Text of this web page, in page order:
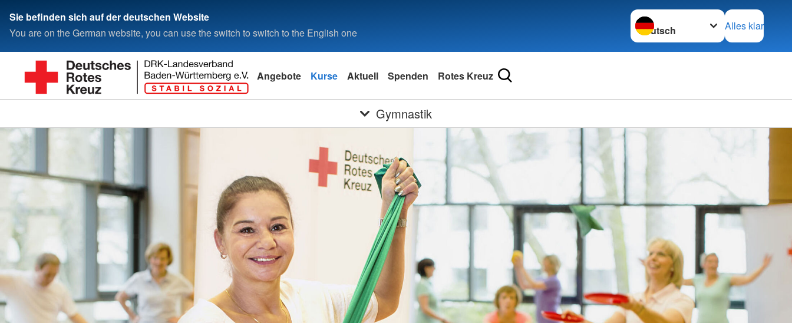
Sie befinden sich auf der deutschen Website
You are on the German website, you can use the switch to switch to the English one
Sprache wechseln zu
Alles klar
Angebote Kurse Aktuell Spenden Rotes Kreuz
Gymnastik